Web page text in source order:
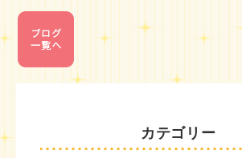
カテゴリー